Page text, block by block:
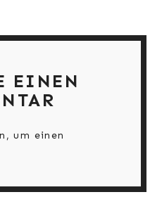
EINEN
um einen